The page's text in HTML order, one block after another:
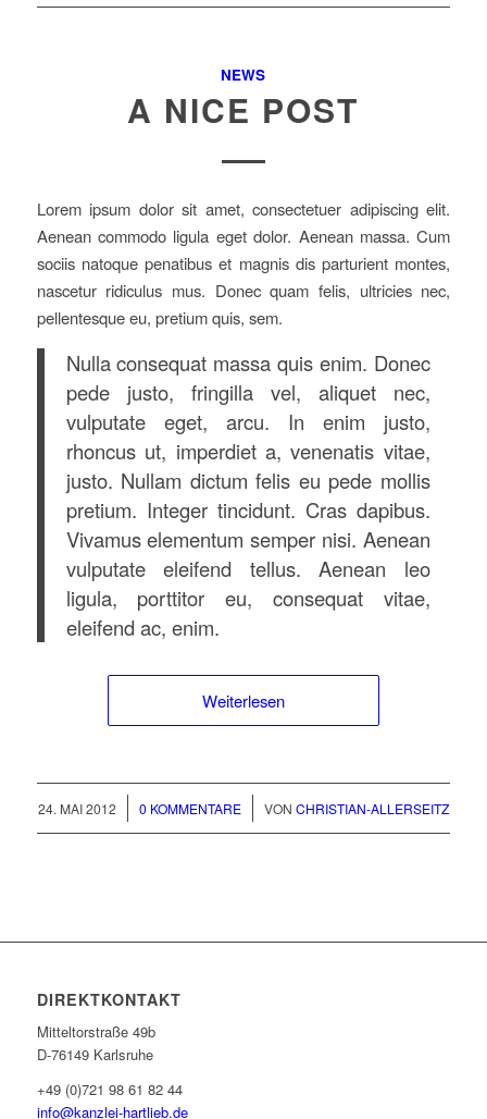
NEWS
A NICE POST
Lorem ipsum dolor sit amet, consectetuer adipiscing elit.
Aenean commodo ligula eget dolor. Aenean massa. Cum
sociis natoque penatibus et magnis dis parturient montes,
nascetur ridiculus mus. Donec quam felis, ultricies nec,
pellentesque eu, pretium quis, sem.
Nulla consequat massa quis enim. Donec
pede justo, fringilla vel, aliquet nec,
vulputate eget, arcu. In enim justo,
rhoncus ut, imperdiet a, venenatis vitae,
justo. Nullam dictum felis eu pede mollis
pretium. Integer tincidunt. Cras dapibus.
Vivamus elementum semper nisi. Aenean
vulputate eleifend tellus. Aenean leo
ligula, porttitor eu, consequat vitae,
eleifend ac, enim.
Weiterlesen
24. MAI 2012
/ 0 KOMMENTARE
/ VON CHRISTIAN-ALLERSEITZ
DIREKTKONTAKT
Mitteltorstraße 49b
D-76149 Karlsruhe
+49 (0)721 98 61 82 44
info@kanzlei-hartlieb.de